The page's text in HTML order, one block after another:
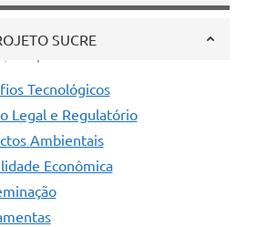
SUCRE
Tecnológicos
Legal e Regulatório
Ambientais
Econômica